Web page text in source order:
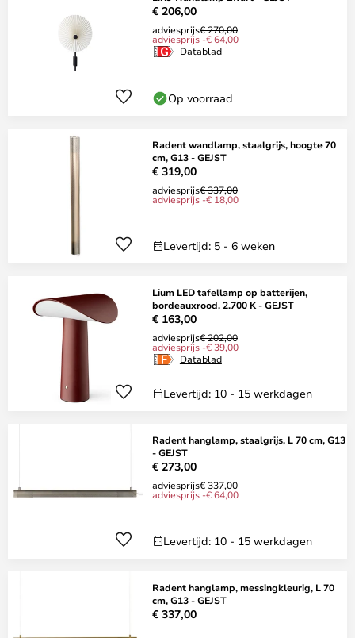
€ 206,00
adviesprijs€ 270,00
adviesprijs -€ 64,00
Datablad
Op voorraad
Radent wandlamp, staalgrijs, hoogte 70
cm, G13 - GEJST
€ 319,00
adviesprijs€ 337,00
adviesprijs -€ 18,00
Levertijd: 5 - 6 weken
Lium LED tafellamp op batterijen,
bordeauxrood, 2.700 K - GEJST
€ 163,00
adviesprijs€ 202,00
adviesprijs -€ 39,00
Datablad
Levertijd: 10 - 15 werkdagen
Radent hanglamp, staalgrijs, L 70 cm, G13
- GEJST
€ 273,00
adviesprijs€ 337,00
adviesprijs -€ 64,00
Levertijd: 10 - 15 werkdagen
Radent hanglamp, messingkleurig, L 70
cm, G13 - GEJST
€ 337,00